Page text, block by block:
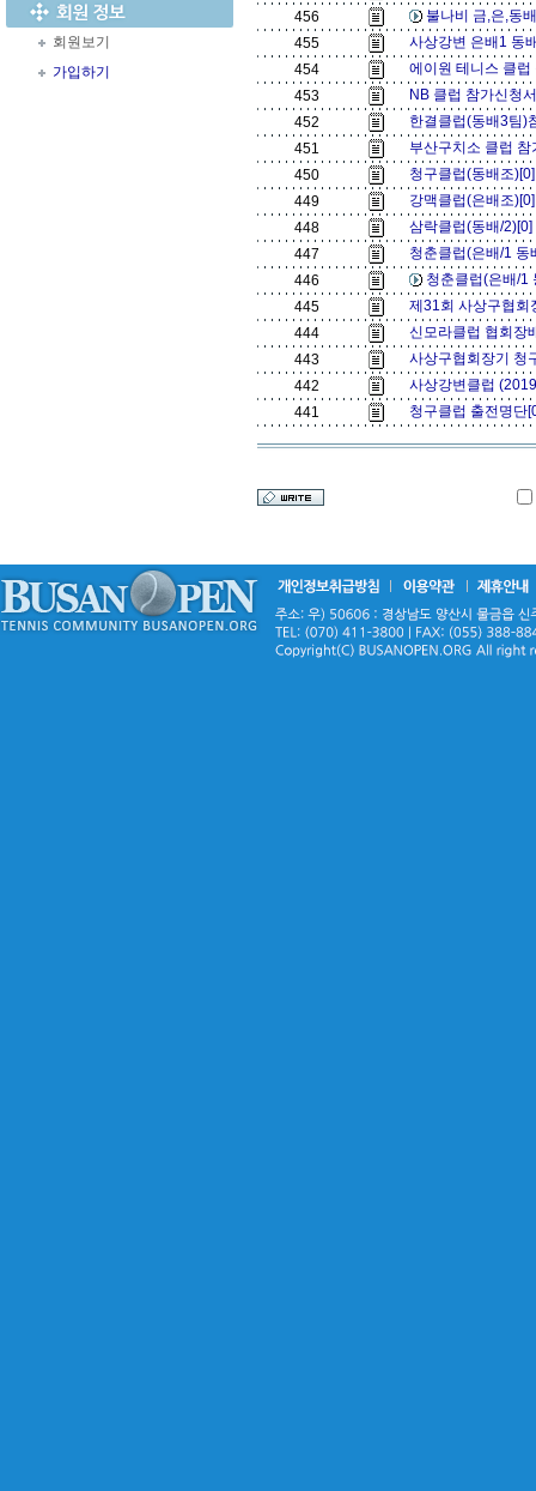
회원보기
가입하기
456
불나비 금,은,동
455
사상강변 은배1 동
454
에이원 테니스 클
453
NB 클럽 참가신청
452
한결클럽(동배3팀
451
부산구치소 클럽
450
청구클럽(동배조
449
강맥클럽(은배조
448
삼락클럽(동배/
447
청춘클럽(은배/1
446
청춘클럽(은배/
445
제31회 사상구협
444
신모라클럽 협회장
443
사상구협회장기
442
사상강변클럽
441
청구클럽 출전명